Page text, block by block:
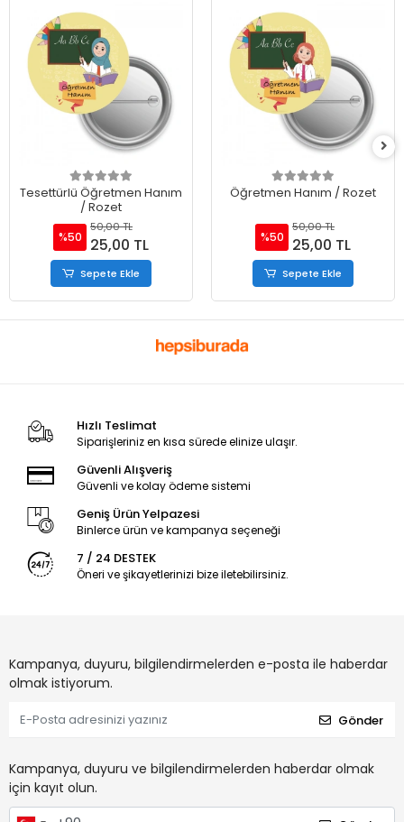
Tesettürlü Öğretmen Hanım
/ Rozet
%50
50,00 TL
25,00 TL
Sepete Ekle
Öğretmen Hanım / Rozet
%50
50,00 TL
25,00 TL
Sepete Ekle
Hızlı Teslimat
Siparişleriniz en kısa sürede elinize ulaşır.
Güvenli Alışveriş
Güvenli ve kolay ödeme sistemi
Geniş Ürün Yelpazesi
Binlerce ürün ve kampanya seçeneği
7 / 24 DESTEK
Öneri ve şikayetlerinizi bize iletebilirsiniz.
Kampanya, duyuru, bilgilendirmelerden e-posta ile haberdar
olmak istiyorum.
Gönder
Kampanya, duyuru ve bilgilendirmelerden haberdar olmak
için kayıt olun.